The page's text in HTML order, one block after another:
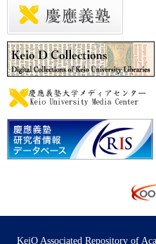
KeiO Associated Repository of